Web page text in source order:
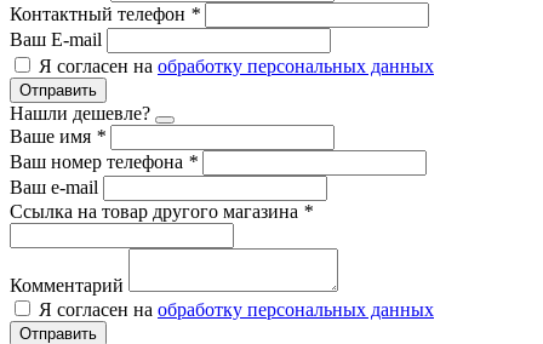
Контактный телефон *
Ваш E-mail
Я согласен на обработку персональных данных
Отправить
Нашли дешевле?
Ваше имя *
Ваш номер телефона *
Ваш e-mail
Ссылка на товар другого магазина *
Комментарий
Я согласен на обработку персональных данных
Отправить